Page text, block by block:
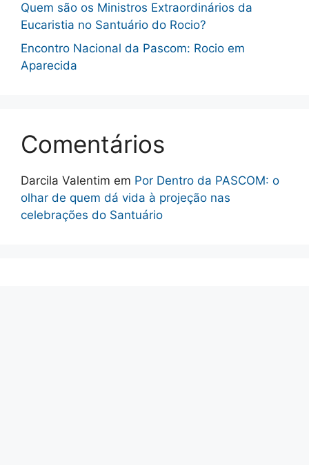
Quem são os Ministros Extraordinários da
Eucaristia no Santuário do Rocio?
Encontro Nacional da Pascom: Rocio em
Aparecida
Comentários
Darcila Valentim em Por Dentro da PASCOM: o
olhar de quem dá vida à projeção nas
celebrações do Santuário